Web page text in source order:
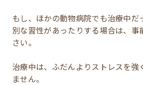
もし、ほかの動物病院でも治療中だ
別な習性があったりする場合は、事
さい。
治療中は、ふだんよりストレスを強
ません。